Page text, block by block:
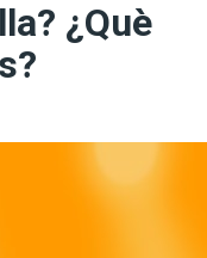
¿Què